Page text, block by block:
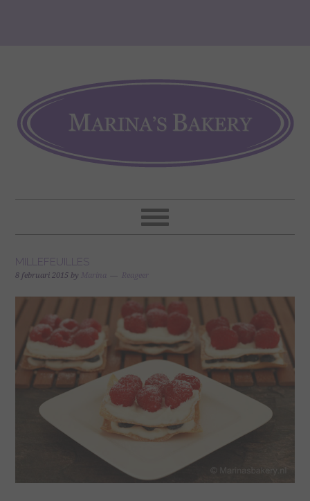
MILLEFEUILLES
8 februari 2015 by Marina Reageer